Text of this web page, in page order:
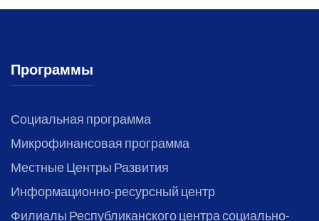
Программы
Социальная программа
Микрофинансовая программа
Местные Центры Развития
Информационно-ресурсный центр
Филиалы Республиканского центра социально-